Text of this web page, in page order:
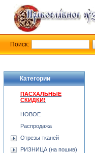
Категории
ПАСХАЛЬНЫЕ
СКИДКИ!
НОВОЕ
Распродажа
Отрезы тканей
РИЗНИЦА (на пошив)
Поиск: